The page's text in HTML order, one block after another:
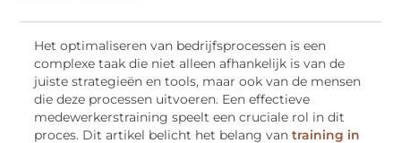
Het optimaliseren van bedrijfsprocessen is een
complexe taak die niet alleen afhankelijk is van de
juiste strategieën en tools, maar ook van de mensen
die deze processen uitvoeren. Een effectieve
medewerkerstraining speelt een cruciale rol in dit
proces. Dit artikel belicht het belang vantraining in